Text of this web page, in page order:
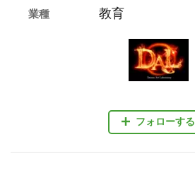
フォローする
業種 教育